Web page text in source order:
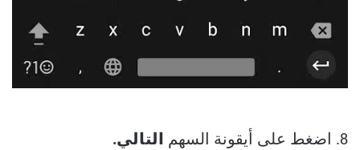
8. اضغط على أيقونة السهم التالي.